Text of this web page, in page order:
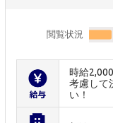
閲覧状況
時給
考慮して
い！